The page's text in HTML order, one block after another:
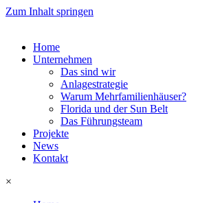
Zum Inhalt springen
Home
Unternehmen
Das sind wir
Anlagestrategie
Warum Mehrfamilienhäuser?
Florida und der Sun Belt
Das Führungsteam
Projekte
News
Kontakt
×